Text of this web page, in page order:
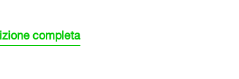
completa